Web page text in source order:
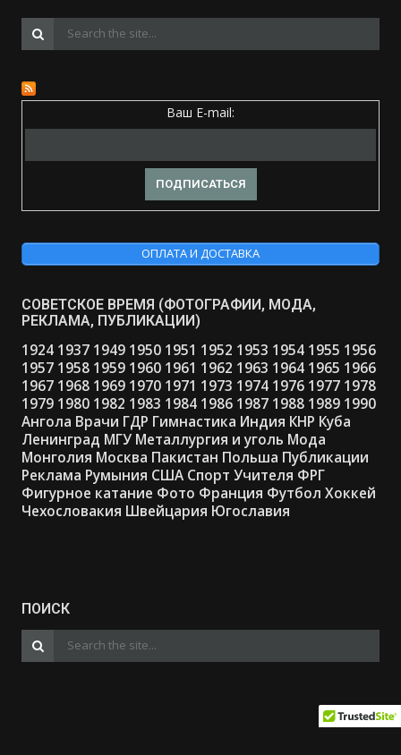
Ваш E-mail:
ОПЛАТА И ДОСТАВКА
СОВЕТСКОЕ ВРЕМЯ (ФОТОГРАФИИ, МОДА,
РЕКЛАМА, ПУБЛИКАЦИИ)
1924 1937 1949 1950 1951 1952 1953 1954 1955 1956
1957 1958 1959 1960 1961 1962 1963 1964 1965 1966
1967 1968 1969 1970 1971 1973 1974 1976 1977 1978
1979 1980 1982 1983 1984 1986 1987 1988 1989 1990
Ангола Врачи ГДР Гимнастика Индия КНР Куба
Ленинград МГУ Металлургия и уголь Мода
Монголия Москва Пакистан Польша Публикации
Реклама Румыния США Спорт Учителя ФРГ
Фигурное катание Фото Франция Футбол Хоккей
Чехословакия Швейцария Югославия
ПОИСК